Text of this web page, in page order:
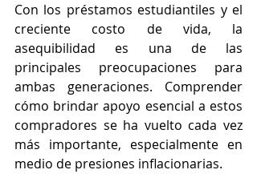
Con los préstamos estudiantiles y el
creciente costo de vida, la
asequibilidad es una de las
principales preocupaciones para
ambas generaciones. Comprender
cómo brindar apoyo esencial a estos
compradores se ha vuelto cada vez
más importante, especialmente en
medio de presiones inflacionarias.